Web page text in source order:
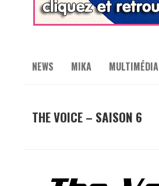
NEWS MIKA MULTIMÉDIA
THE VOICE – SAISON 6